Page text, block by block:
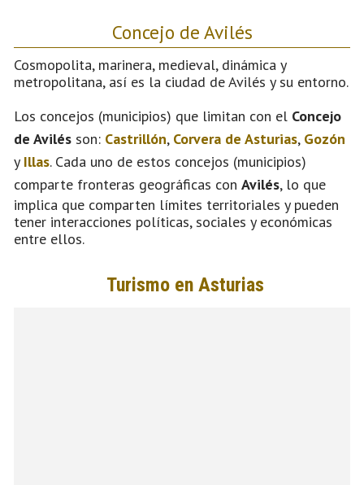
Concejo de Avilés
Cosmopolita, marinera, medieval, dinámica y
metropolitana, así es la ciudad de Avilés y su entorno.
Los concejos (municipios) que limitan con el Concejo
de Avilés son: Castrillón, Corvera de Asturias, Gozón
y Illas. Cada uno de estos concejos (municipios)
comparte fronteras geográficas con Avilés, lo que
implica que comparten límites territoriales y pueden
tener interacciones políticas, sociales y económicas
entre ellos.